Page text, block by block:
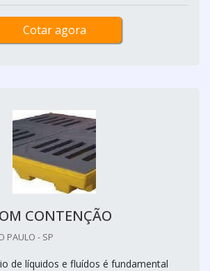
Cotar agora
CONTENÇÃO
PAULO - SP
de líquidos e fluídos é fundamental